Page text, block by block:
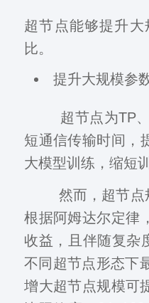
超节点能够提升
比。
提升大规模参
超节点为TP、
短通信传输时间，
大模型训练，缩短
然而，超节点规
根据阿姆达尔定律
收益，且伴随复杂
不同超节点形态下
增大超节点规模可